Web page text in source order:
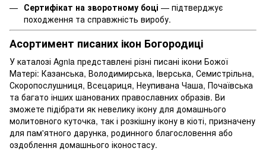
Сертифікат на зворотному боці — підтверджує
походження та справжність виробу.
Асортимент писаних ікон Богородиці
У каталозі Agnia представлені різні писані ікони Божої
Матері: Казанська, Володимирська, Іверська, Семистрільна,
Скоропослушниця, Всецариця, Неупивана Чаша, Почаївська
та багато інших шанованих православних образів. Ви
зможете підібрати як невелику ікону для домашнього
молитовного куточка, так і розкішну ікону в кіоті, призначену
для пам'ятного дарунка, родинного благословення або
оздоблення домашнього іконостасу.